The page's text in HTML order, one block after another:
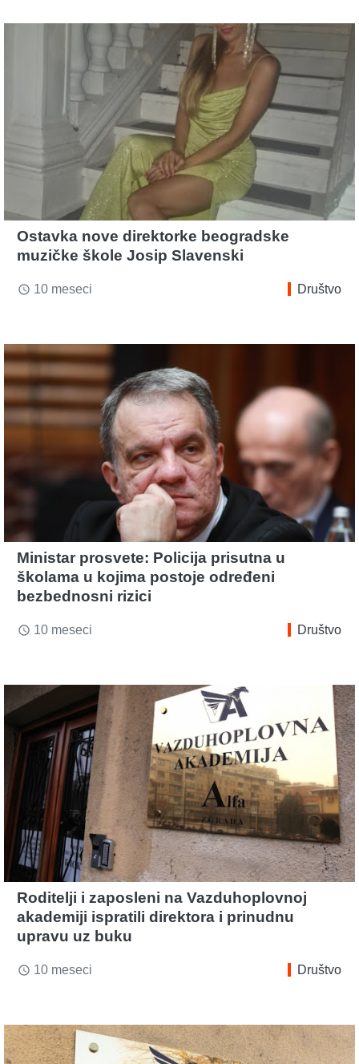
Ostavka nove direktorke beogradske
muzičke škole Josip Slavenski
access_time 10 meseci Društvo
Ministar prosvete: Policija prisutna u
školama u kojima postoje određeni
bezbednosni rizici
access_time 10 meseci Društvo
Roditelji i zaposleni na Vazduhoplovnoj
akademiji ispratili direktora i prinudnu
upravu uz buku
access_time 10 meseci Društvo